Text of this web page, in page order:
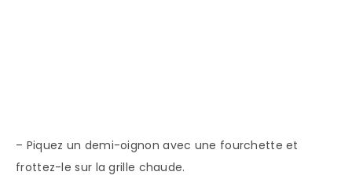
– Piquez un demi-oignon avec une fourchette et
frottez-le sur la grille chaude.